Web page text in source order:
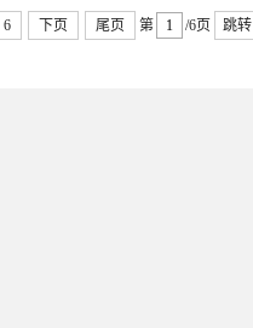
6 下页 尾页 第 /6页 跳转